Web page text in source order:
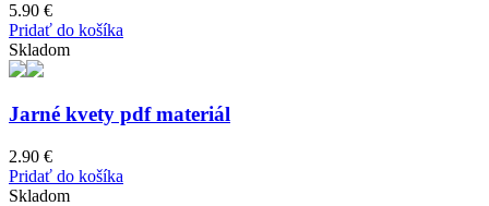
5.90 €
Pridať do košíka
Skladom
Jarné kvety pdf materiál
2.90 €
Pridať do košíka
Skladom